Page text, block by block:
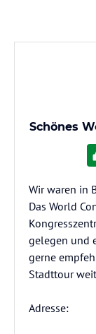
Schönes
Wir waren in
Das World
gelegen und
gerne
Stadttour
Adresse: